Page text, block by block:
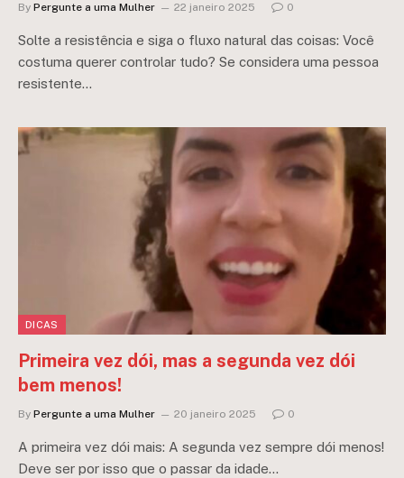
By Pergunte a uma Mulher 22 janeiro 2025 0
Solte a resistência e siga o fluxo natural das coisas: Você
costuma querer controlar tudo? Se considera uma pessoa
resistente…
DICAS
Primeira vez dói, mas a segunda vez dói
bem menos!
By Pergunte a uma Mulher 20 janeiro 2025 0
A primeira vez dói mais: A segunda vez sempre dói menos!
Deve ser por isso que o passar da idade…